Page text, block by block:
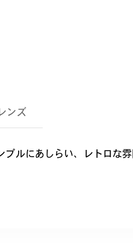
ンズ
プルにあしらい、レトロな